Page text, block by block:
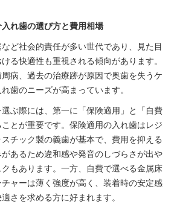
れ歯の選び方と費用相場
ど社会的責任が多い世代であり、見た目
る快適性も重視される傾向があります。
病、過去の治療跡が原因で奥歯を失うケ
歯のニーズが高まっています。
ぶ際には、第一に「保険適用」と「自費
とが重要です。保険適用の入れ歯はレジ
チック製の義歯が基本で、費用を抑える
あるため違和感や発音のしづらさが出や
もあります。一方、自費で選べる金属床
ャーは薄く強度が高く、装着時の安定感
さを求める方に好まれます。